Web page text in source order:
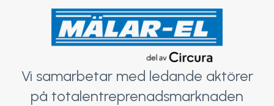
Vi samarbetar med ledande aktörer
på totalentreprenadsmarknaden